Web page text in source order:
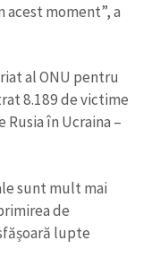
acest moment”, a
al ONU pentru
8.189 de victime
în Ucraina –
sunt mult mai
de
lupte